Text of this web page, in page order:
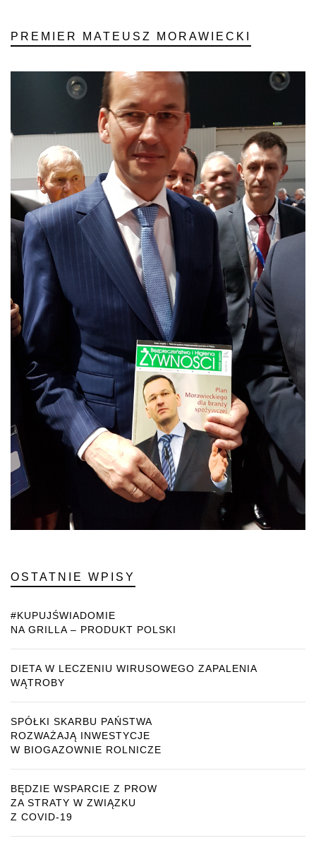
PREMIER MATEUSZ MORAWIECKI
OSTATNIE WPISY
#KUPUJŚWIADOMIE
NA GRILLA – PRODUKT POLSKI
DIETA W LECZENIU WIRUSOWEGO ZAPALENIA
WĄTROBY
SPÓŁKI SKARBU PAŃSTWA
ROZWAŻAJĄ INWESTYCJE
W BIOGAZOWNIE ROLNICZE
BĘDZIE WSPARCIE Z PROW
ZA STRATY W ZWIĄZKU
Z COVID-19